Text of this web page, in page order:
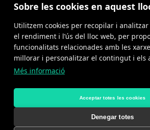
Avís legal
Política de
privacitat
Cookies
Política del
Sobre les cookies en aquest
Utilitzem cookies per recopilar i
el rendiment i l’ús del lloc web, per
funcionalitats relacionades amb les
millorar i personalitzar el contingut i els
Més informació
Acceptar totes les cookies
Denegar totes